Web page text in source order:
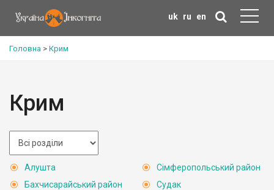
uk ru en
Головна > Крим
Крим
Алушта
Бахчисарайський район
Сімферопольський район
Судак